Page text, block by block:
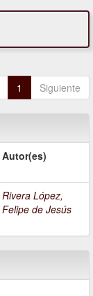
1 Siguiente
Autor(es)
Rivera López,
Felipe de Jesús